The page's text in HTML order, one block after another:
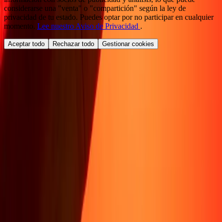
considerarse una "venta" o "compartición" según la ley de
privacidad de tu estado. Puedes optar por no participar en cualquier
momento. Lee nuestro Aviso de Privacidad .
Aceptar todo Rechazar todo Gestionar cookies